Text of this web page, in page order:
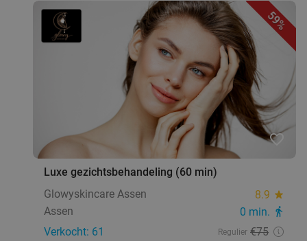
59%
favorite_border
Luxe gezichtsbehandeling (60 min)
Glowyskincare Assen
8.9 star
Assen 0 min. directions_walk
Verkocht: 61 Regulier €75